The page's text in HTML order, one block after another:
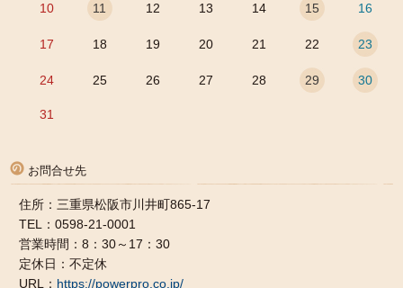
10 11 12 13 14 15 16
17 18 19 20 21 22 23
24 25 26 27 28 29 30
31
お問合せ先
住所：三重県松阪市川井町865-17
TEL：0598-21-0001
営業時間：8：30～17：30
定休日：不定休
URL： https://powerpro.co.jp/